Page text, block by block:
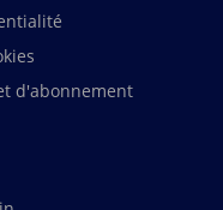
d'abonnement